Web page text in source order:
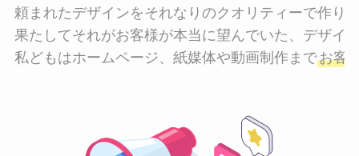
頼まれたデザインをそれなりのクオリティーで作り
果たしてそれがお客様が本当に望んでいた、デザイ
私どもはホームページ、紙媒体や動画制作までお客